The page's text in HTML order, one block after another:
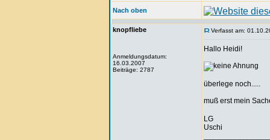
Nach oben
knopfliebe
Anmeldungsdatum:
16.03.2007
Beiträge: 2787
Verfasst am:
Hallo Heidi!
überlege noch.....
muß erst mein
LG
Uschi